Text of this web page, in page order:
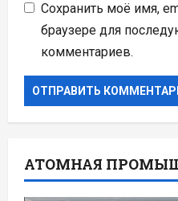
Сохранить моё имя,
браузере для
комментариев.
АТОМНАЯ